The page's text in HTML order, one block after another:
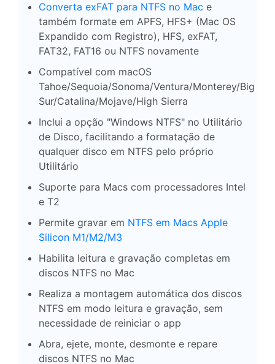
Converta exFAT para NTFS no Mac e
também formate em APFS, HFS+ (Mac OS
Expandido com Registro), HFS, exFAT,
FAT32, FAT16 ou NTFS novamente
Compatível com macOS
Tahoe/Sequoia/Sonoma/Ventura/Monterey/Big
Sur/Catalina/Mojave/High Sierra
Inclui a opção "Windows NTFS" no Utilitário
de Disco, facilitando a formatação de
qualquer disco em NTFS pelo próprio
Utilitário
Suporte para Macs com processadores Intel
e T2
Permite gravar em NTFS em Macs Apple
Silicon M1/M2/M3
Habilita leitura e gravação completas em
discos NTFS no Mac
Realiza a montagem automática dos discos
NTFS em modo leitura e gravação, sem
necessidade de reiniciar o app
Abra, ejete, monte, desmonte e repare
discos NTFS no Mac